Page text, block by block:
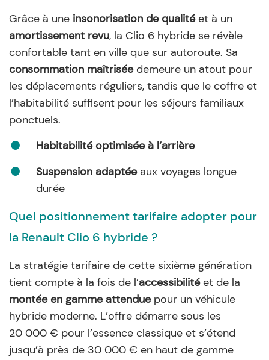
Grâce à une insonorisation de qualitéet à un
amortissement revu, la Clio 6 hybride se révèle
confortable tant en ville que sur autoroute. Sa
consommation maîtriséedemeure un atout pour
les déplacements réguliers, tandis que le coffre et
l’habitabilité suffisent pour les séjours familiaux
ponctuels.
Habitabilité optimisée à l’arrière
Suspension adaptéeaux voyages longue
durée
Quel positionnement tarifaire adopter pour
la Renault Clio 6 hybride ?
La stratégie tarifaire de cette sixième génération
tient compte à la fois de l’accessibilitéet de la
montée en gamme attenduepour un véhicule
hybride moderne. L’offre démarre sous les
20 000 € pour l’essence classique et s’étend
jusqu’à près de 30 000 € en haut de gamme